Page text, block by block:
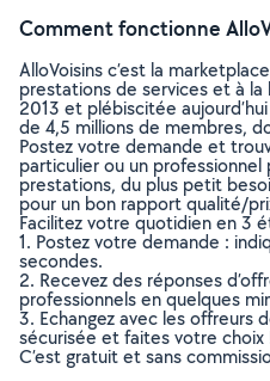
Comment fonctionne
AlloVoisins c’est la
prestations de services et à
2013 et plébiscitée
de 4,5 millions de membres,
Postez votre demande et
particulier ou un
prestations, du plus petit
pour un bon rapport qualité/
Facilitez votre quotidien en 3
1. Postez votre demande :
secondes.
2. Recevez des réponses
professionnels en quelques
3. Echangez avec les offreurs
sécurisée et faites votre choix
C’est gratuit et sans